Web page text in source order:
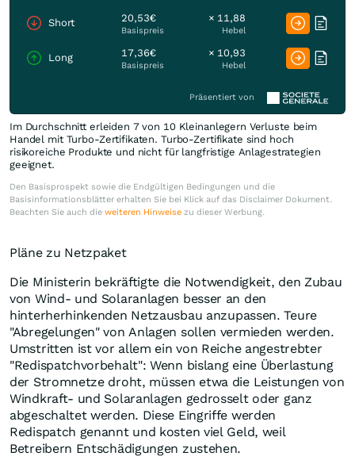
Short 20,53€
Basispreis
× 11,88
Hebel
Long 17,36€
Basispreis
× 10,93
Hebel
Präsentiert von
Im Durchschnitt erleiden 7 von 10 Kleinanlegern Verluste beim
Handel mit Turbo-Zertifikaten. Turbo-Zertifikate sind hoch
risikoreiche Produkte und nicht für langfristige Anlagestrategien
geeignet.
Den Basisprospekt sowie die Endgültigen Bedingungen und die
Basisinformationsblätter erhalten Sie bei Klick auf das Disclaimer Dokument.
Beachten Sie auch die weiteren Hinweise zu dieser Werbung.
Pläne zu Netzpaket
Die Ministerin bekräftigte die Notwendigkeit, den Zubau
von Wind- und Solaranlagen besser an den
hinterherhinkenden Netzausbau anzupassen. Teure
"Abregelungen" von Anlagen sollen vermieden werden.
Umstritten ist vor allem ein von Reiche angestrebter
"Redispatchvorbehalt": Wenn bislang eine Überlastung
der Stromnetze droht, müssen etwa die Leistungen von
Windkraft- und Solaranlagen gedrosselt oder ganz
abgeschaltet werden. Diese Eingriffe werden
Redispatch genannt und kosten viel Geld, weil
Betreibern Entschädigungen zustehen.